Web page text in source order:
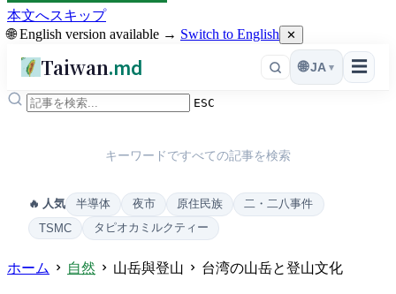
本文へスキップ
🌐 English version available → Switch to English ✕
Taiwan.md ☰
🌐 JA ▾
ESC
キーワードですべての記事を検索
🔥 人気 半導体 夜市 原住民族
二・二八事件
TSMC
タピオカミルクティー
ホーム 自然 山岳與登山 台湾の山岳と登山文化